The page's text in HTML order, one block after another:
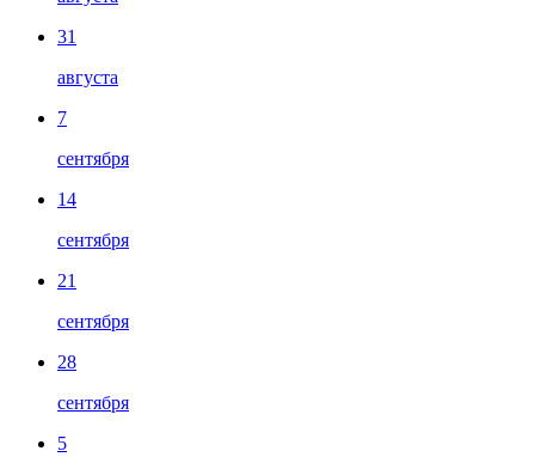
31
августа
7
сентября
14
сентября
21
сентября
28
сентября
5